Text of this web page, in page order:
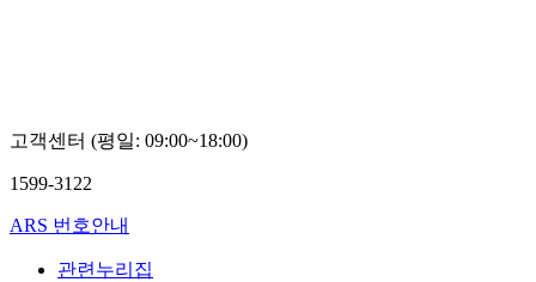
고객센터 (평일: 09:00~18:00)
1599-3122
ARS 번호안내
관련누리집